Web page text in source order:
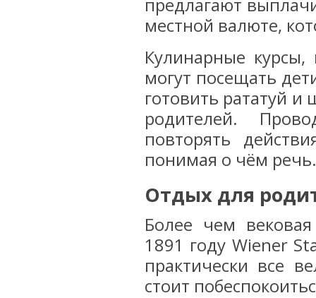
предлагают
местной валюте,
Кулинарные
могут посещать
готовить рататуй
родителей.
повторять
понимая о чём речь.
Отдых для
Более чем
1891 году Wiener
практически все
стоит